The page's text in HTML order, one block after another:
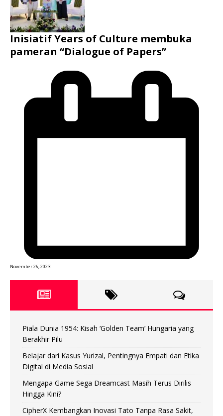
Inisiatif Years of Culture membuka
pameran “Dialogue of Papers”
November 26, 2023
Piala Dunia 1954: Kisah ‘Golden Team’ Hungaria yang
Berakhir Pilu
Belajar dari Kasus Yurizal, Pentingnya Empati dan Etika
Digital di Media Sosial
Mengapa Game Sega Dreamcast Masih Terus Dirilis
Hingga Kini?
CipherX Kembangkan Inovasi Tato Tanpa Rasa Sakit,